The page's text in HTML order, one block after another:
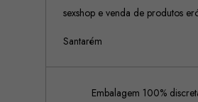
sexshop e venda de produtos
Santarém
Embalagem 100%